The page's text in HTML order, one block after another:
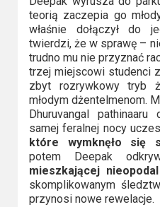
2019
2018
2016
2017
2015
2014
teorią zaczepia go
właśnie dołączył do
twierdzi, że w sprawę –
trudno mu nie przyznać
trzej miejscowi studenci
zbyt rozrywkowy tryb
młodym dżentelmenom.
Dhuruvangal
samej feralnej nocy
które wymknęło się
potem Deepak
mieszkającej
skomplikowanym
przynosi nowe rewelacje.